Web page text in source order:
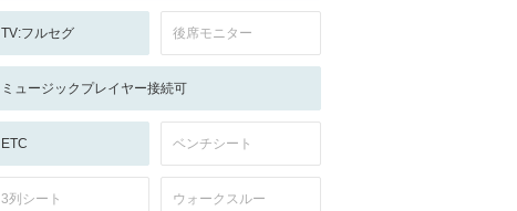
TV:フルセグ 後席モニター
ミュージックプレイヤー接続可
ETC ベンチシート
3列シート ウォークスルー